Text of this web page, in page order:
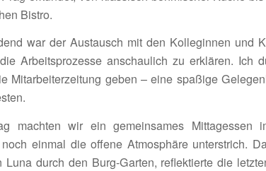
Bistro.
war der Austausch mit den Kolle­ginnen und
Arbeits­pro­zesse anschau­lich zu erklären. Ich
Mitar­bei­ter­zei­tung geben – eine spaßige
machten wir ein gemein­sames Mittag­essen
einmal die offene Atmo­sphäre unter­strich.
Luna durch den Burg-Garten, reflek­tierte die